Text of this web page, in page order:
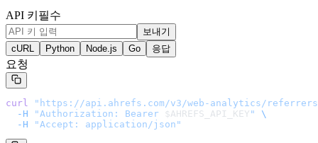
API 키 필수
보내기
cURL
Python Node.js Go 응답
요청
curl " https://api.ahrefs.com/v3/web-analytics/referrers
  -H
"Authorization: Bearer $AHREFS_API_KEY "
\
  -H
"Accept: application/json"